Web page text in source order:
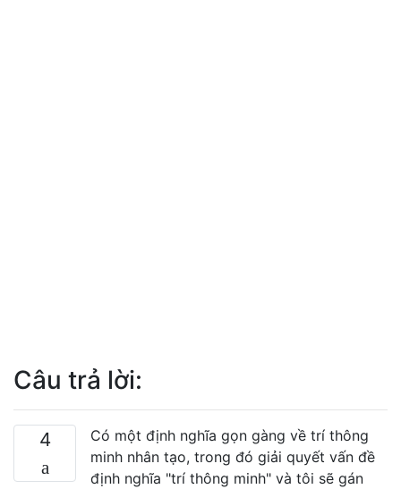
Câu trả lời:
4
Có một định nghĩa gọn gàng về trí thông
minh nhân tạo, trong đó giải quyết vấn đề
định nghĩa "trí thông minh" và tôi sẽ gán